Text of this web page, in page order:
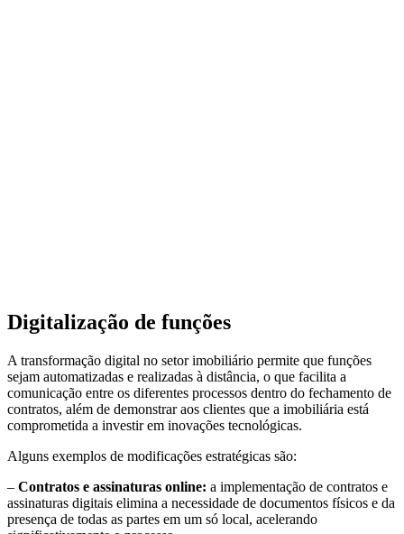
Digitalização de funções
A transformação digital no setor imobiliário permite que funções
sejam automatizadas e realizadas à distância, o que facilita a
comunicação entre os diferentes processos dentro do fechamento de
contratos, além de demonstrar aos clientes que a imobiliária está
comprometida a investir em inovações tecnológicas.
Alguns exemplos de modificações estratégicas são:
– Contratos e assinaturas online: a implementação de contratos e
assinaturas digitais elimina a necessidade de documentos físicos e da
presença de todas as partes em um só local, acelerando